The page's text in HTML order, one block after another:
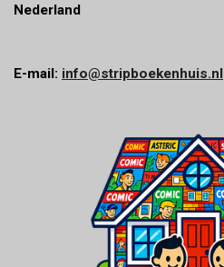
Nederland
E-mail: info@stripboekenhuis.nl